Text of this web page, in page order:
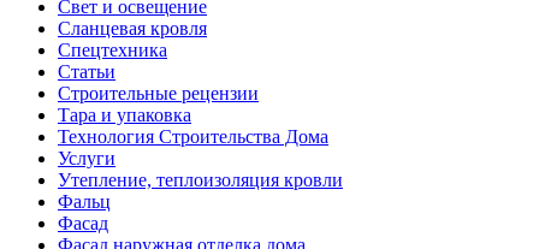
Свет и освещение
Сланцевая кровля
Спецтехника
Статьи
Строительные рецензии
Тара и упаковка
Технология Строительства Дома
Услуги
Утепление, теплоизоляция кровли
Фальц
Фасад
Фасад наружная отделка дома